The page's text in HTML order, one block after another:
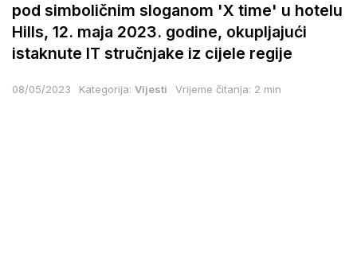
pod simboličnim sloganom 'X time' u hotelu
Hills, 12. maja 2023. godine, okupljajući
istaknute IT stručnjake iz cijele regije
08/05/2023 Kategorija: Vijesti Vrijeme čitanja: 2 min